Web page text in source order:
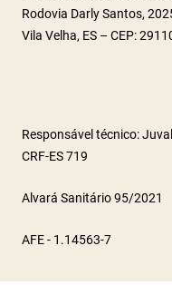
Rodovia Darly Santos,
Vila Velha, ES – CEP:
Responsável técnico:
CRF-ES 719
Alvará Sanitário 95/2021
AFE - 1.14563-7